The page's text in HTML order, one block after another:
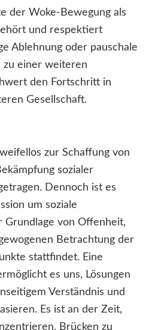
der Woke-Bewegung als
und respektiert
Ablehnung oder pauschale
einer weiteren
den Fortschritt in
Gesellschaft.
zur Schaffung von
sozialer
Dennoch ist es
um soziale
Grundlage von Offenheit,
Betrachtung der
stattfindet. Eine
es uns, Lösungen
Verständnis und
Es ist an der Zeit,
Brücken zu